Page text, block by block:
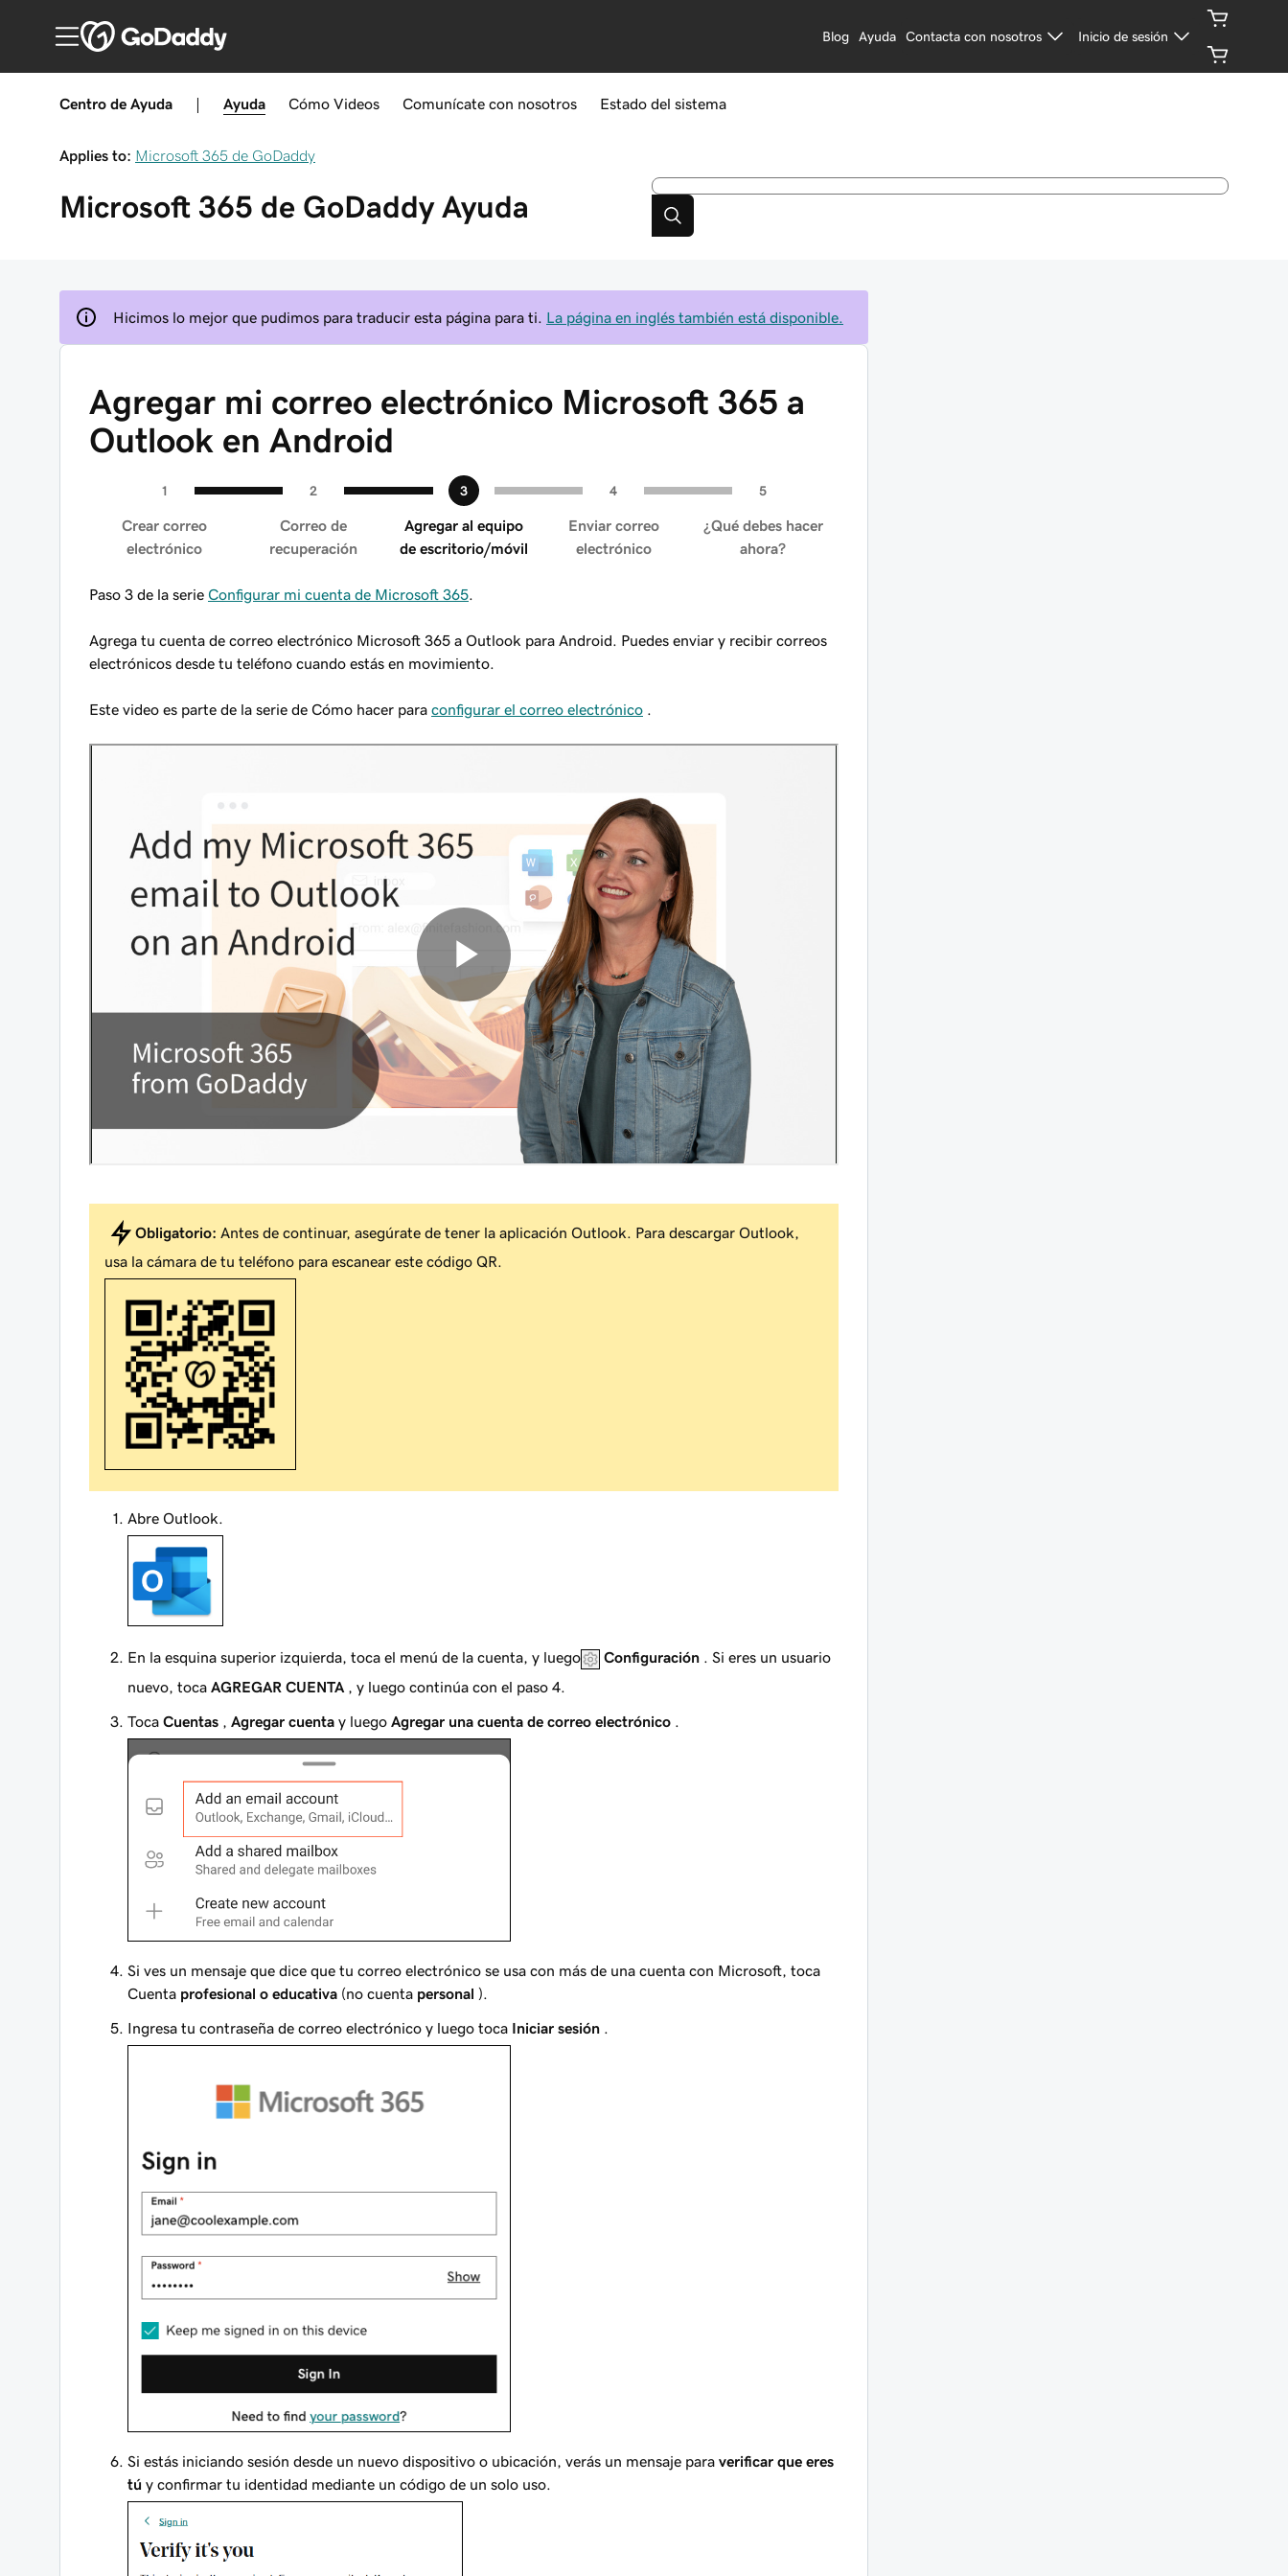
Blog Ayuda Contacta con nosotros Inicio de sesión
Centro de Ayuda Ayuda Cómo Videos Comunícate con nosotros Estado del sistema
Applies to: Microsoft 365 de GoDaddy
Microsoft 365 de GoDaddy Ayuda
Hicimos lo mejor que pudimos para traducir esta página para ti. La página en inglés también está disponible.
Agregar mi correo electrónico Microsoft 365 a
Outlook en Android
Crear correo
electrónico
Correo de
recuperación
Agregar al equipo
de escritorio/móvil
Enviar correo
electrónico
¿Qué debes hacer
ahora?
Paso 3 de la serie Configurar mi cuenta de Microsoft 365
Agrega tu cuenta de correo electrónico Microsoft 365 a Outlook para Android. Puedes enviar y recibir correos
electrónicos desde tu teléfono cuando estás en movimiento.
Este video es parte de la serie de Cómo hacer para configurar el correo electrónico
Obligatorio: Antes de continuar, asegúrate de tener la aplicación Outlook. Para descargar Outlook,
usa la cámara de tu teléfono para escanear este código QR.
Abre Outlook.
En la esquina superior izquierda, toca el menú de la cuenta, y luego Configuración . Si eres un usuario
nuevo, toca AGREGAR CUENTA , y luego continúa con el paso 4.
Toca Cuentas Agregar cuenta y luego Agregar una cuenta de correo electrónico
Si ves un mensaje que dice que tu correo electrónico se usa con más de una cuenta con Microsoft, toca
Cuenta profesional o educativa (no cuenta personal ).
Ingresa tu contraseña de correo electrónico y luego toca Iniciar sesión .
Si estás iniciando sesión desde un nuevo dispositivo o ubicación, verás un mensaje para verificar que eres
tú y confirmar tu identidad mediante un código de un solo uso.